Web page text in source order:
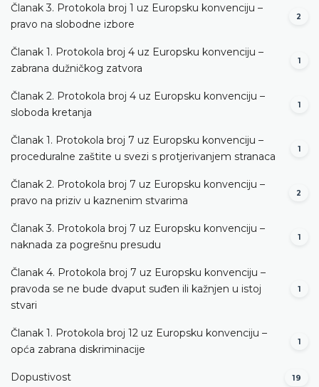
Članak 3. Protokola broj 1 uz Europsku konvenciju –
pravo na slobodne izbore
2
Članak 1. Protokola broj 4 uz Europsku konvenciju –
zabrana dužničkog zatvora
1
Članak 2. Protokola broj 4 uz Europsku konvenciju –
sloboda kretanja
1
Članak 1. Protokola broj 7 uz Europsku konvenciju –
proceduralne zaštite u svezi s protjerivanjem stranaca
1
Članak 2. Protokola broj 7 uz Europsku konvenciju –
pravo na priziv u kaznenim stvarima
2
Članak 3. Protokola broj 7 uz Europsku konvenciju –
naknada za pogrešnu presudu
1
Članak 4. Protokola broj 7 uz Europsku konvenciju –
pravoda se ne bude dvaput suđen ili kažnjen u istoj
stvari
1
Članak 1. Protokola broj 12 uz Europsku konvenciju –
opća zabrana diskriminacije
1
Dopustivost 19